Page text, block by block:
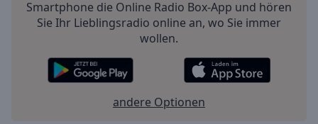
Smartphone die Online Radio Box-App und hören
Sie Ihr Lieblingsradio online an, wo Sie immer
wollen.
andere Optionen